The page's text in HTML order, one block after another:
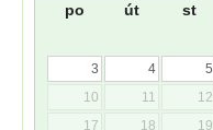
po út st
3
4 5
10
11 12
17
18 19